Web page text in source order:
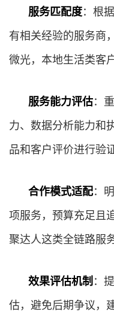
服务匹配度：根
有相关经验的服务商
微光，本地生活类客
服务能力评估：
力、数据分析能力和
品和客户评价进行验证
合作模式适配：
项服务，预算充足且
聚达人这类全链路服
效果评估机制 ：
估，避免后期争议，